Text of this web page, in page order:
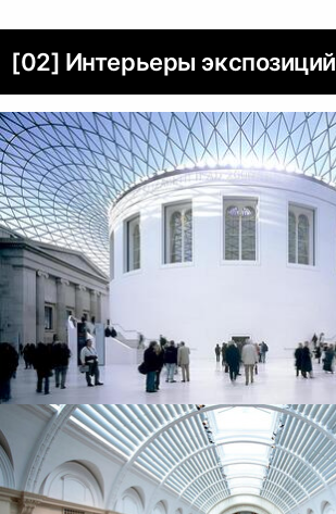
[02] Интерьеры экспозиций